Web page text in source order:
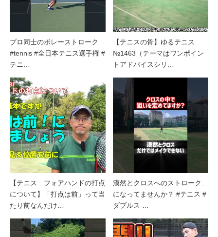
プロ同士のボレーストローク
#tennis #全日本テニス選手権 #
テニ…
【テニスの骨】ゆるテニス
№1463（テーマはワンポイン
トアドバイスシリ…
【テニス フォアハンドの打点
について】「打点は前」って当
たり前なんだけ…
漠然とクロスへのストローク…
になってませんか？ #テニス #
ダブルス …